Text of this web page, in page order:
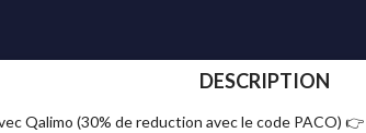
DESCRIPTION
Qalimo (30% de reduction avec le code PACO) 👉